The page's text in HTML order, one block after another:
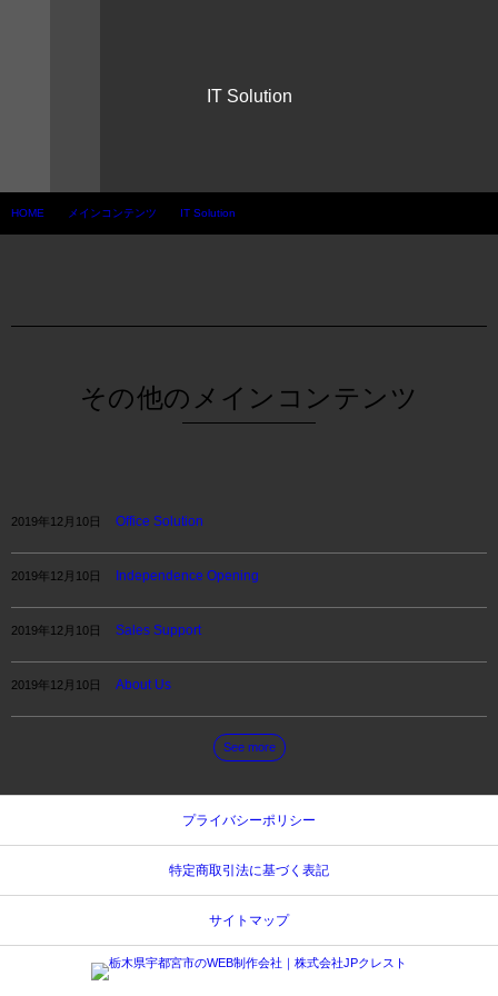
IT Solution
HOME メインコンテンツ IT Solution
その他のメインコンテンツ
2019年12月10日 Office Solution
2019年12月10日 Independence Opening
2019年12月10日 Sales Support
2019年12月10日 About Us
See more
プライバシーポリシー
特定商取引法に基づく表記
サイトマップ